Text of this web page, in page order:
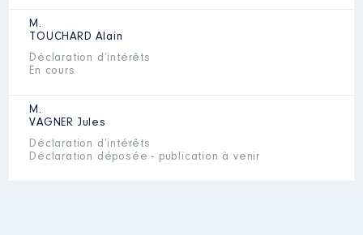
M.
TOUCHARD Alain
Déclaration d’intérêts
En cours
M.
VAGNER Jules
Déclaration d’intérêts
Déclaration déposée - publication à venir